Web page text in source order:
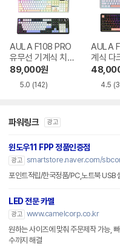
AULA F108 PRO
유무선 기계식 치즈
화이트 한글
89,000원
5.0 (142)
AULA
계식 다
한글
4.5
파워링크 광고
윈도우11 FPP 정품인증점
광고 smartstore.naver.com/
포인트적립/한국정품/PC,노트북 USB
LED 전문 카멜
광고 www.camelcorp.co.kr
원하는 사이즈에 맞춰 주문제작 가능,
수까지 해결